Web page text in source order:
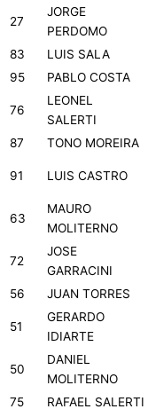
27
JORGE
PERDOMO
83 LUIS SALA
95
PABLO COSTA
76
LEONEL
SALERTI
87 TONO MOREIRA
91 LUIS CASTRO
63
MAURO
MOLITERNO
72
JOSE
GARRACINI
56 JUAN TORRES
51
GERARDO
IDIARTE
50
DANIEL
MOLITERNO
75 RAFAEL SALERTI